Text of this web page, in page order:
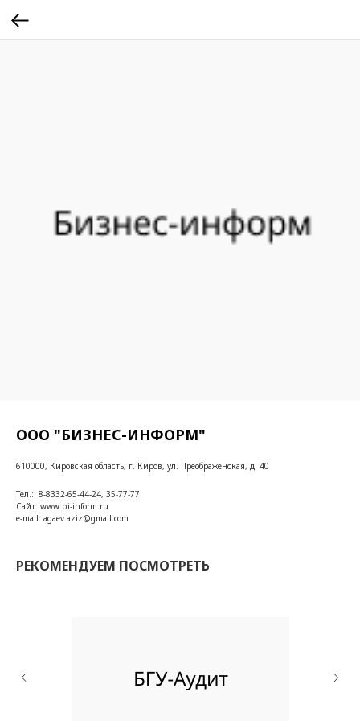
ООО "БИЗНЕС-ИНФОРМ"
610000, Кировская область, г. Киров, ул. Преображенская, д. 40
Тел.:: 8-8332-65-44-24, 35-77-77
Сайт: www.bi-inform.ru
e-mail: agaev.aziz@gmail.com
РЕКОМЕНДУЕМ ПОСМОТРЕТЬ